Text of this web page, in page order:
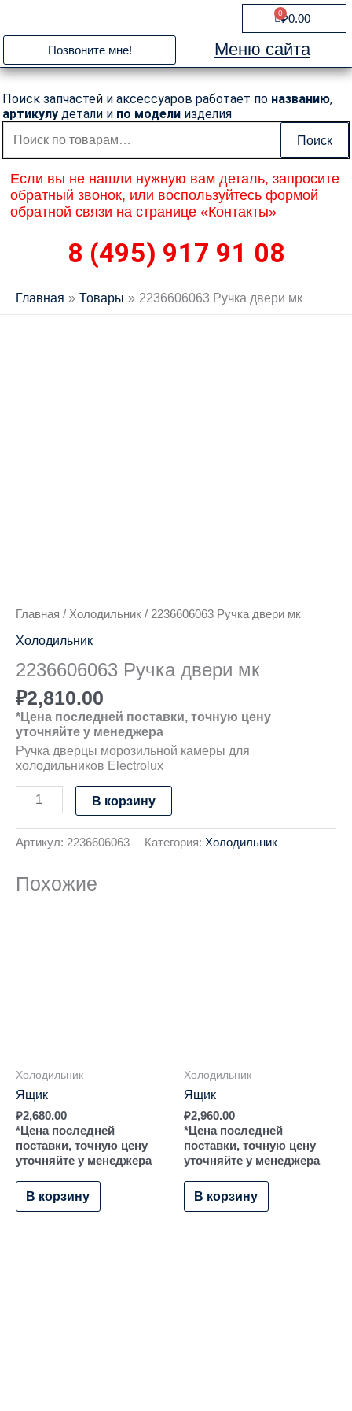
содержимому
₽0.00
0
Cart
Позвоните мне! Меню сайта
Поиск запчастей и аксессуаров работает по названию,
артикулу детали и по модели изделия
Искать:
Поиск
Если вы не нашли нужную вам деталь, запросите
обратный звонок, или воспользуйтесь формой
обратной связи на странице «Контакты»
8 (495) 917 91 08
Главная Товары 2236606063 Ручка двери мк
Главная / Холодильник / 2236606063 Ручка двери мк
Холодильник
2236606063 Ручка двери мк
₽2,810.00
*Цена последней поставки, точную цену
уточняйте у менеджера
Ручка дверцы морозильной камеры для
холодильников Electrolux
В корзину
Артикул: 2236606063 Категория: Холодильник
Похожие
Холодильник
Ящик
₽2,680.00
*Цена последней
поставки, точную цену
уточняйте у менеджера
В корзину
Холодильник
Ящик
₽2,960.00
*Цена последней
поставки, точную цену
уточняйте у менеджера
В корзину